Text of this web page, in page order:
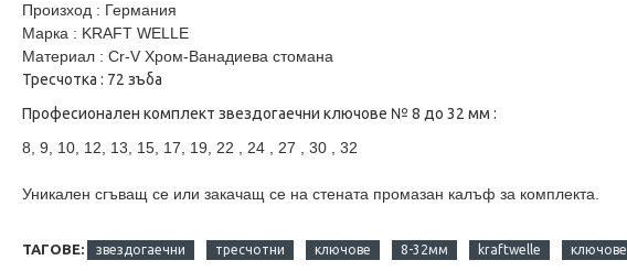
Произход : Германия
Марка : KRAFT WELLE
Материал : Cr-V Хром-Ванадиева стомана
Тресчотка : 72 зъба
Професионален комплект звездогаечни ключове № 8 до 32 мм :
8, 9, 10, 12, 13, 15, 17, 19, 22 , 24 , 27 , 30 , 32
Уникален сгъващ се или закачащ се на стената промазан калъф за комплекта.
ТАГОВЕ: звездогаечни тресчотни ключове 8-32мм kraftwelle ключове